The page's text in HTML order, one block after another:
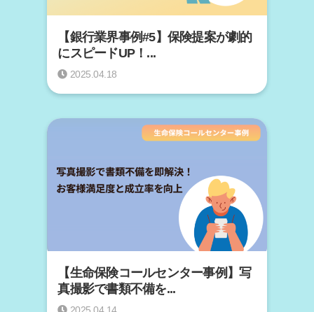
【銀行業界事例#5】保険提案が劇的
にスピードUP！...
2025.04.18
【生命保険コールセンター事例】写
真撮影で書類不備を...